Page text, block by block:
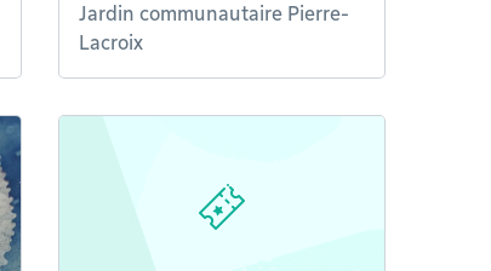
Jardin communautaire Pierre-
Lacroix